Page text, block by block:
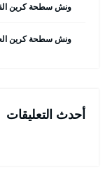
ونش سطحة كرين القرين 65557275 ونش سحب
ونش سطحة كرين العدان 65557275 ونش سحب
أحدث التعليقات